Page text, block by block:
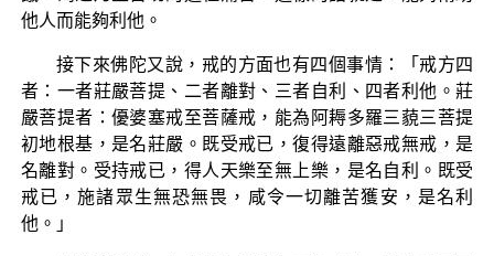
他人而能夠利他。
接下來佛陀又說，戒的方面也有四個事情：「戒方四
者：一者莊嚴菩提、二者離對、三者自利、四者利他。莊
嚴菩提者：優婆塞戒至菩薩戒，能為阿耨多羅三藐三菩提
初地根基，是名莊嚴。既受戒已，復得遠離惡戒無戒，是
名離對。受持戒已，得人天樂至無上樂，是名自利。既受
戒已，施諸眾生無恐無畏，咸令一切離苦獲安，是名利
他。」